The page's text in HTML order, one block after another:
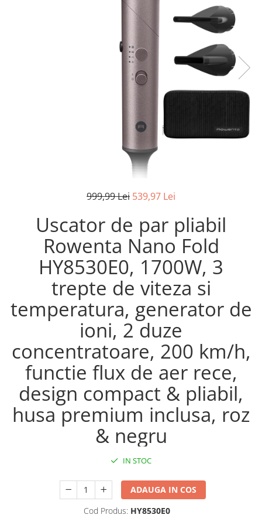
999,99 Lei 539,97 Lei
Uscator de par pliabil
Rowenta Nano Fold
HY8530E0, 1700W, 3
trepte de viteza si
temperatura, generator de
ioni, 2 duze
concentratoare, 200 km/h,
functie flux de aer rece,
design compact & pliabil,
husa premium inclusa, roz
& negru
IN STOC
ADAUGA IN COS
Cod Produs: HY8530E0